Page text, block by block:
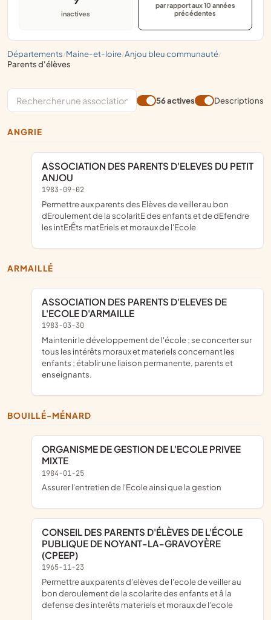
départements/ maine-et-loire/ anjou bleu communauté/
parents d'élèves
inactives
par rapport aux 10 années
précédentes
56 actives Descriptions
ANGRIE
ASSOCIATION DES PARENTS D'ELEVES DU PETIT
ANJOU
1983-09-02
Permettre aux parents des Elèves de veiller au bon
dEroulement de la scolaritE des enfants et de dEfendre
les intErÊts matEriels et moraux de l'Ecole
ARMAILLÉ
ASSOCIATION DES PARENTS D'ELEVES DE
L'ECOLE D'ARMAILLE
1983-03-30
maintenir le développement de l'école ; se concerter sur
tous les intérêts moraux et materiels concernant les
enfants ; établir une liaison permanente, parents et
enseignants.
BOUILLÉ-MÉNARD
ORGANISME DE GESTION DE L'ECOLE PRIVEE
MIXTE
1984-01-25
Assurer l'entretien de l'Ecole ainsi que la gestion
CONSEIL DES PARENTS D'ÉLÈVES DE L'ÉCOLE
PUBLIQUE DE NOYANT-LA-GRAVOYÈRE
(CPEEP)
1965-11-23
permettre aux parents d'elèves de l'ecole de veiller au
bon deroulement de la scolarite des enfants et â la
defense des interêts materiels et moraux de l'ecole